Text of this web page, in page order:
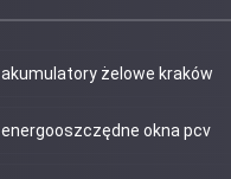
akumulatory żelowe kraków
energooszczędne okna pcv